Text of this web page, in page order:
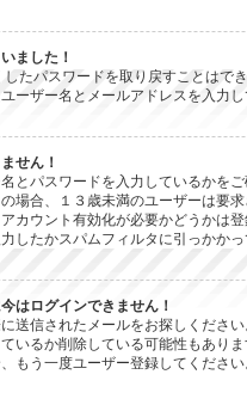
ました！
たパスワードを取り戻すことはで
ーザー名とメールアドレスを入力
せん！
とパスワードを入力しているかを
場合、１３歳未満のユーザーは要
カウント有効化が必要かどうかは
したかスパムフィルタに引っかか
はログインできません！
送信されたメールをお探しくださ
いるか削除している可能性もあり
もう一度ユーザー登録してくださ